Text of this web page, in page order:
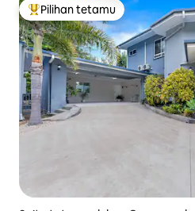
Pilihan utama tetamu
Pilihan tetamu